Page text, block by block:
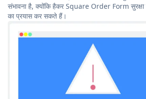
संभावना है, क्योंकि हैकर Square Order Form सुरक्षा
का प्रयास कर सकते हैं।